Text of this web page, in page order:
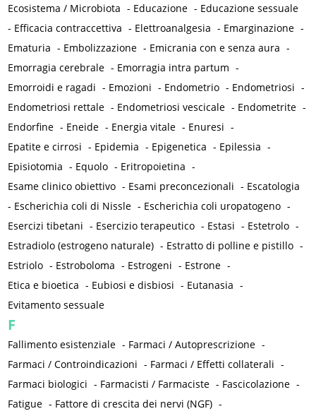
Ecosistema / Microbiota - Educazione - Educazione sessuale
- Efficacia contraccettiva - Elettroanalgesia - Emarginazione -
Ematuria - Embolizzazione - Emicrania con e senza aura -
Emorragia cerebrale - Emorragia intra partum -
Emorroidi e ragadi - Emozioni - Endometrio - Endometriosi -
Endometriosi rettale - Endometriosi vescicale - Endometrite -
Endorfine - Eneide - Energia vitale - Enuresi -
Epatite e cirrosi - Epidemia - Epigenetica - Epilessia -
Episiotomia - Equolo - Eritropoietina -
Esame clinico obiettivo - Esami preconcezionali - Escatologia
- Escherichia coli di Nissle - Escherichia coli uropatogeno -
Esercizi tibetani - Esercizio terapeutico - Estasi - Estetrolo -
Estradiolo (estrogeno naturale) - Estratto di polline e pistillo -
Estriolo - Estroboloma - Estrogeni - Estrone -
Etica e bioetica - Eubiosi e disbiosi - Eutanasia -
Evitamento sessuale
F
Fallimento esistenziale - Farmaci / Autoprescrizione -
Farmaci / Controindicazioni - Farmaci / Effetti collaterali -
Farmaci biologici - Farmacisti / Farmaciste - Fascicolazione -
Fatigue - Fattore di crescita dei nervi (NGF) -